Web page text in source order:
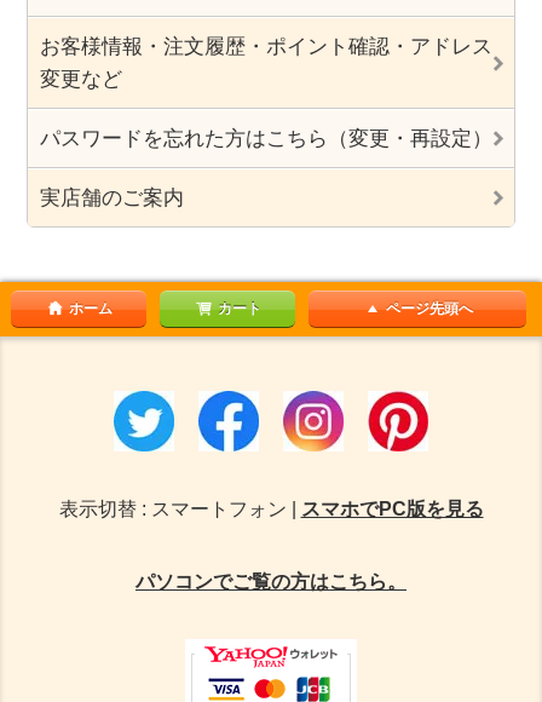
お客様情報・注文履歴・ポイント確認・アドレス
変更など
パスワードを忘れた方はこちら（変更・再設定）
実店舗のご案内
ホーム カート ページ先頭へ
表示切替 : スマートフォン | スマホでPC版を見る
パソコンでご覧の方はこちら。